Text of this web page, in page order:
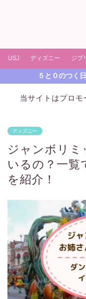
USJ ディズニー ジブ
５と０のつく
当サイトはプロ
ディズニー
ジャンボリミ
いるの？一覧
を紹介！